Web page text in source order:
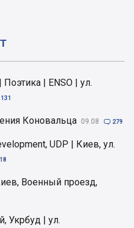
| ENSO | ул.
Коновальца 09.08  279
UDP | Киев, ул.
Военный проезд,
Укрбуд | ул.